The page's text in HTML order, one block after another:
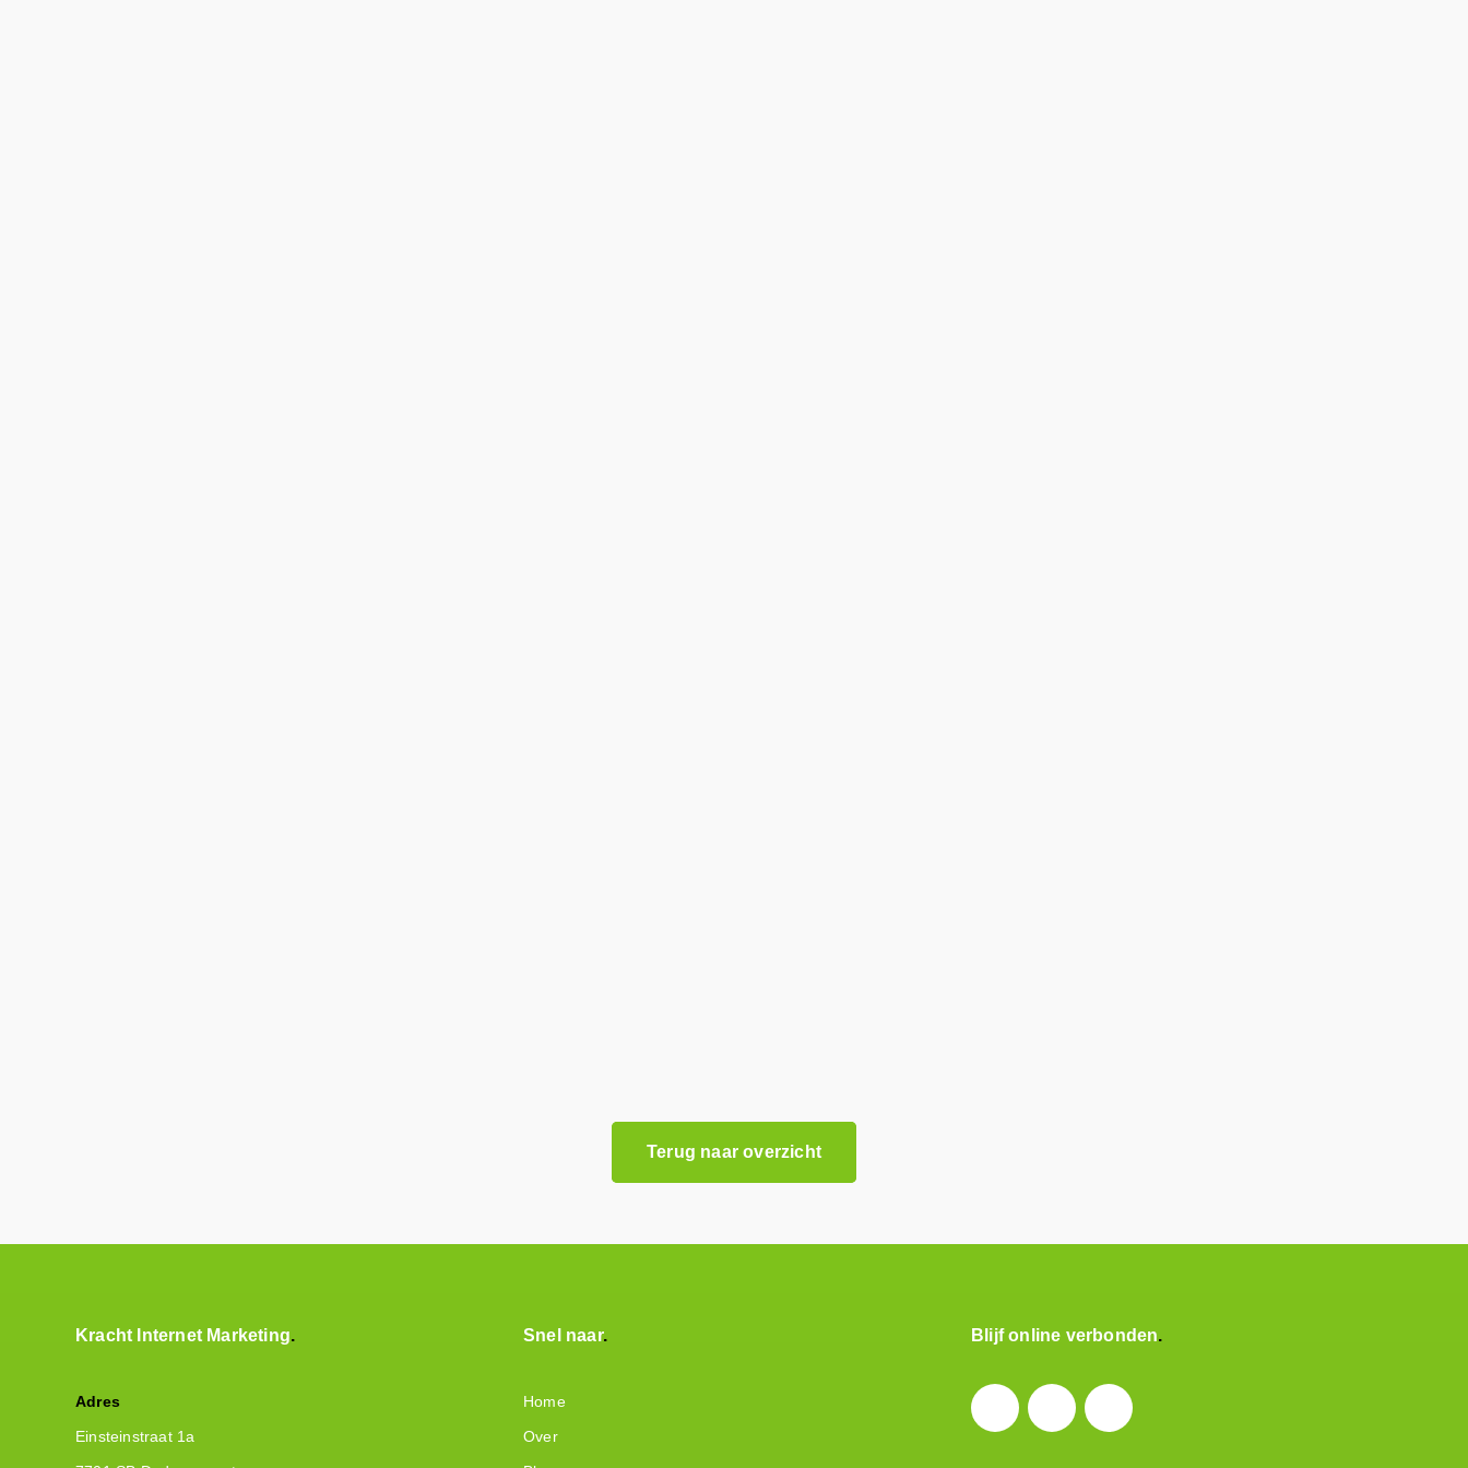
Terug naar overzicht
Kracht Internet Marketing
Adres
Einsteinstraat 1a
Snel naar
Home
Over
Blijf online verbonden